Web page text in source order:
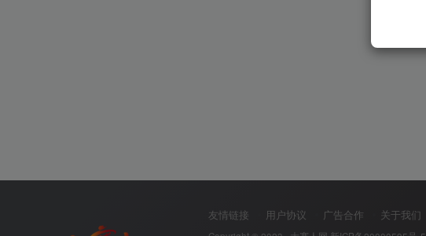
友情链接 用户协议 广告合作 关于我们